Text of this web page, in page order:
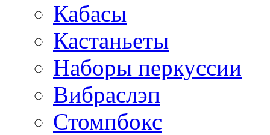
Кабасы
Кастаньеты
Наборы перкуссии
Вибраслэп
Стомпбокс